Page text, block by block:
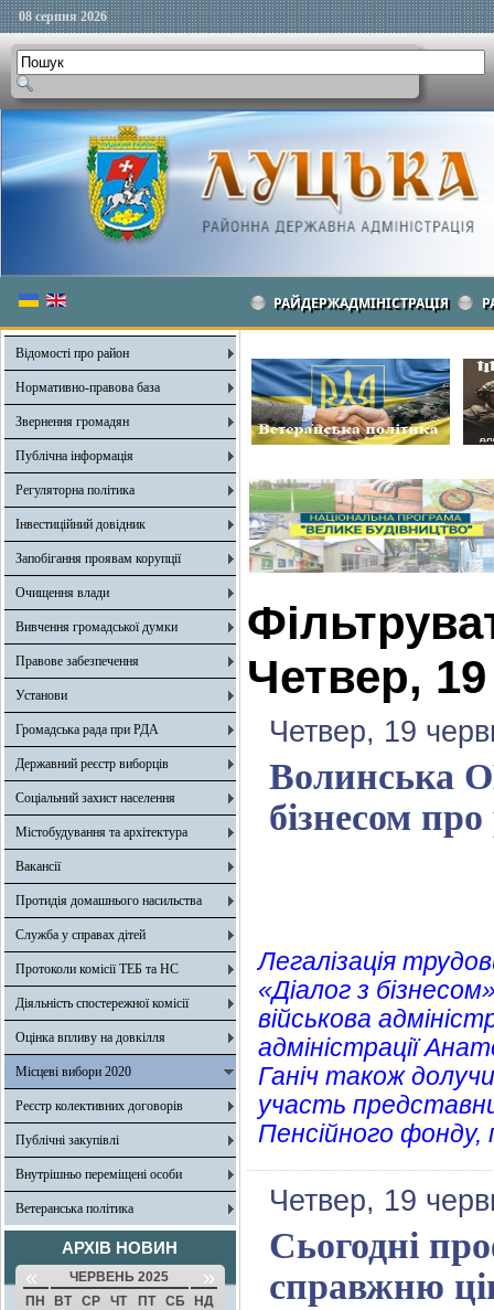
08 серпня 2026
РАЙДЕРЖАДМІНІСТРАЦІЯ
Відомості про район
Нормативно-правова база
Звернення громадян
Публічна інформація
Регуляторна політика
Інвестиційний довідник
Запобігання проявам корупції
Очищення влади
Вивчення громадської думки
Правове забезпечення
Установи
Громадська рада при РДА
Державний реєстр виборців
Соціальний захист населення
Містобудування та архітектура
Вакансії
Протидія домашнього насильства
Служба у справах дітей
Протоколи комісії ТЕБ та НС
Діяльність спостережної комісії
Оцінка впливу на довкілля
Місцеві вибори 2020
Реєстр колективних договорів
Публічні закупівлі
Внутрішньо переміщені особи
Ветеранська політика
АРХІВ НОВИН
« ЧЕРВЕНЬ 2025 »
ПН ВТ СР ЧТ ПТ СБ
НД
Четвер,
Четвер, 19
Волинська
бізнесом
Легалізація
«Діалог з
військова
адміністрації
Ганіч також
участь
Пенсійного
Четвер, 19
Сьогодні
справжню